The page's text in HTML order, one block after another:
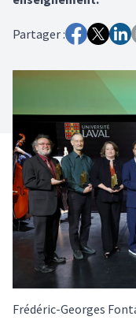
Partager :
Frédéric-Georges